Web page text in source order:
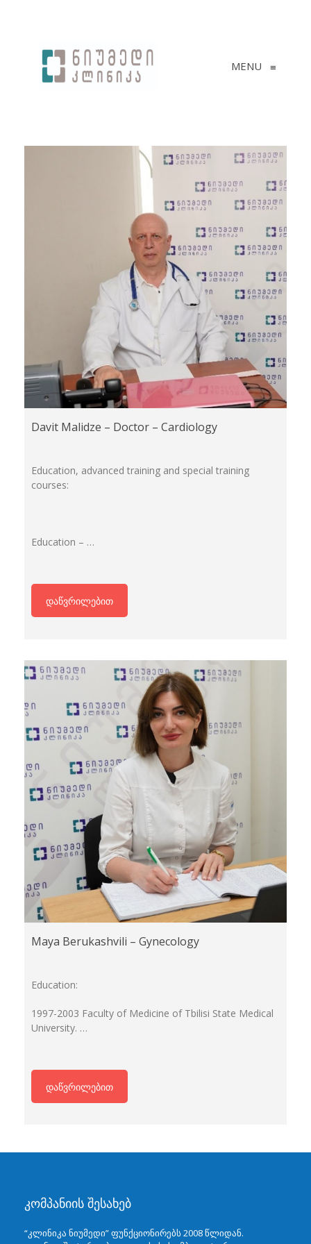
MENU ≡
Davit Malidze – Doctor – Cardiology
Education, advanced training and special training
courses:
Education – …
დაწვრილებით
Maya Berukashvili – Gynecology
Education:
1997-2003 Faculty of Medicine of Tbilisi State Medical
University. …
დაწვრილებით
კომპანიის შესახებ
“კლინიკა ნიუმედი” ფუნქციონირებს 2008 წლიდან.